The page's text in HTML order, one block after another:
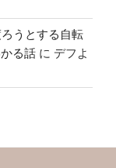
うとする自転
る話 に デフよ